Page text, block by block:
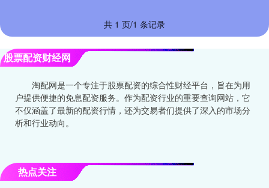
共 1 页/1 条记录
股票配资财经网
淘配网是一个专注于股票配资的综合性财经平台，旨在为用
户提供便捷的免息配资服务。作为配资行业的重要查询网站，它
不仅涵盖了最新的配资行情，还为交易者们提供了深入的市场分
析和行业动向。
热点关注